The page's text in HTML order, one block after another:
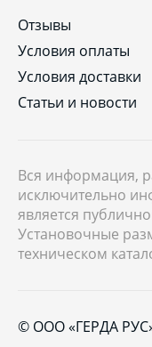
Отзывы
Условия оплаты
Условия доставки
Статьи и новости
Вся информация,
исключительно
является
Установочные
техническом
© ООО «ГЕРДА